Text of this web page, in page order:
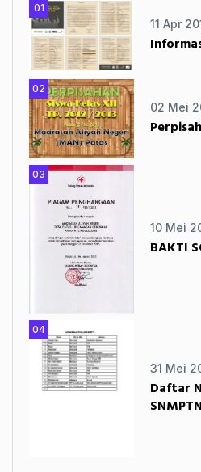
01
11 Apr
02
02 Mei
03
10 Mei
BAKTI
04
31 Mei
Daftar
SNMPTN